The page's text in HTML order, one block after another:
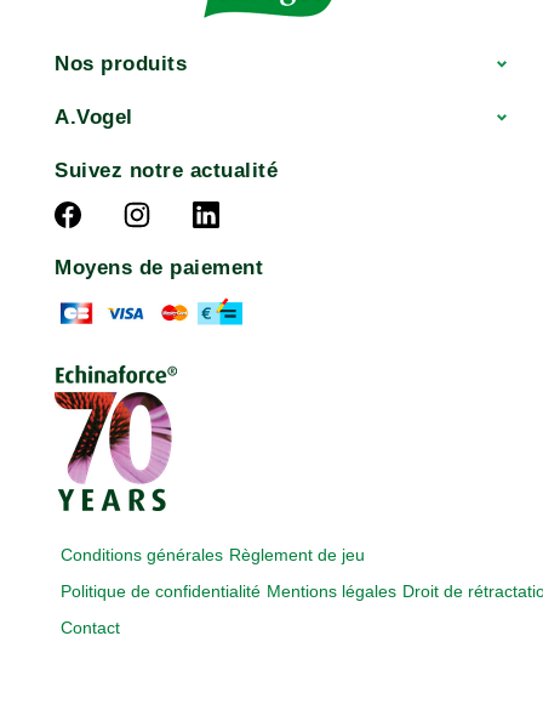
Nos produits
A.Vogel
Suivez notre actualité
Moyens de paiement
Conditions générales Règlement de jeu
Politique de confidentialité Mentions légales Droit de
Contact